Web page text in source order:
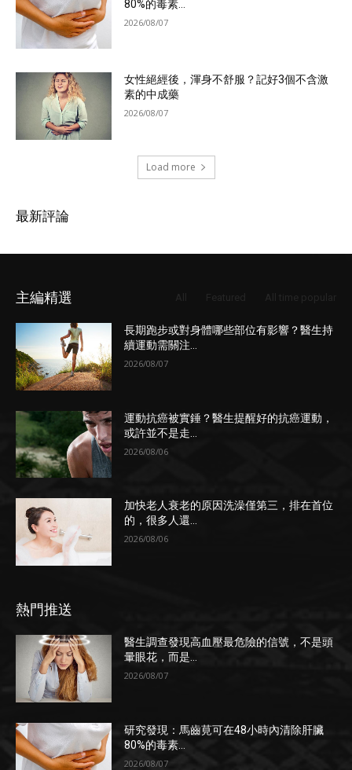
80%的毒素...
2026/08/07
女性絕經後，渾身不舒服？記好3個不含激
素的中成藥
2026/08/07
Load more
最新評論
主編精選
長期跑步或對身體哪些部位有影響？醫生持
續運動需關注...
2026/08/07
運動抗癌被實錘？醫生提醒好的抗癌運動，
或許並不是走...
2026/08/06
加快老人衰老的原因洗澡僅第三，排在首位
的，很多人還...
2026/08/06
熱門推送
醫生調查發現高血壓最危險的信號，不是頭
暈眼花，而是...
2026/08/07
研究發現：馬齒莧可在48小時內清除肝臟
80%的毒素...
2026/08/07